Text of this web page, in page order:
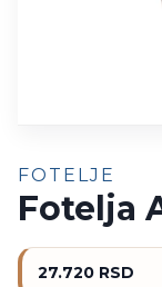
FOTELJE
Fotelja
27.720 RSD